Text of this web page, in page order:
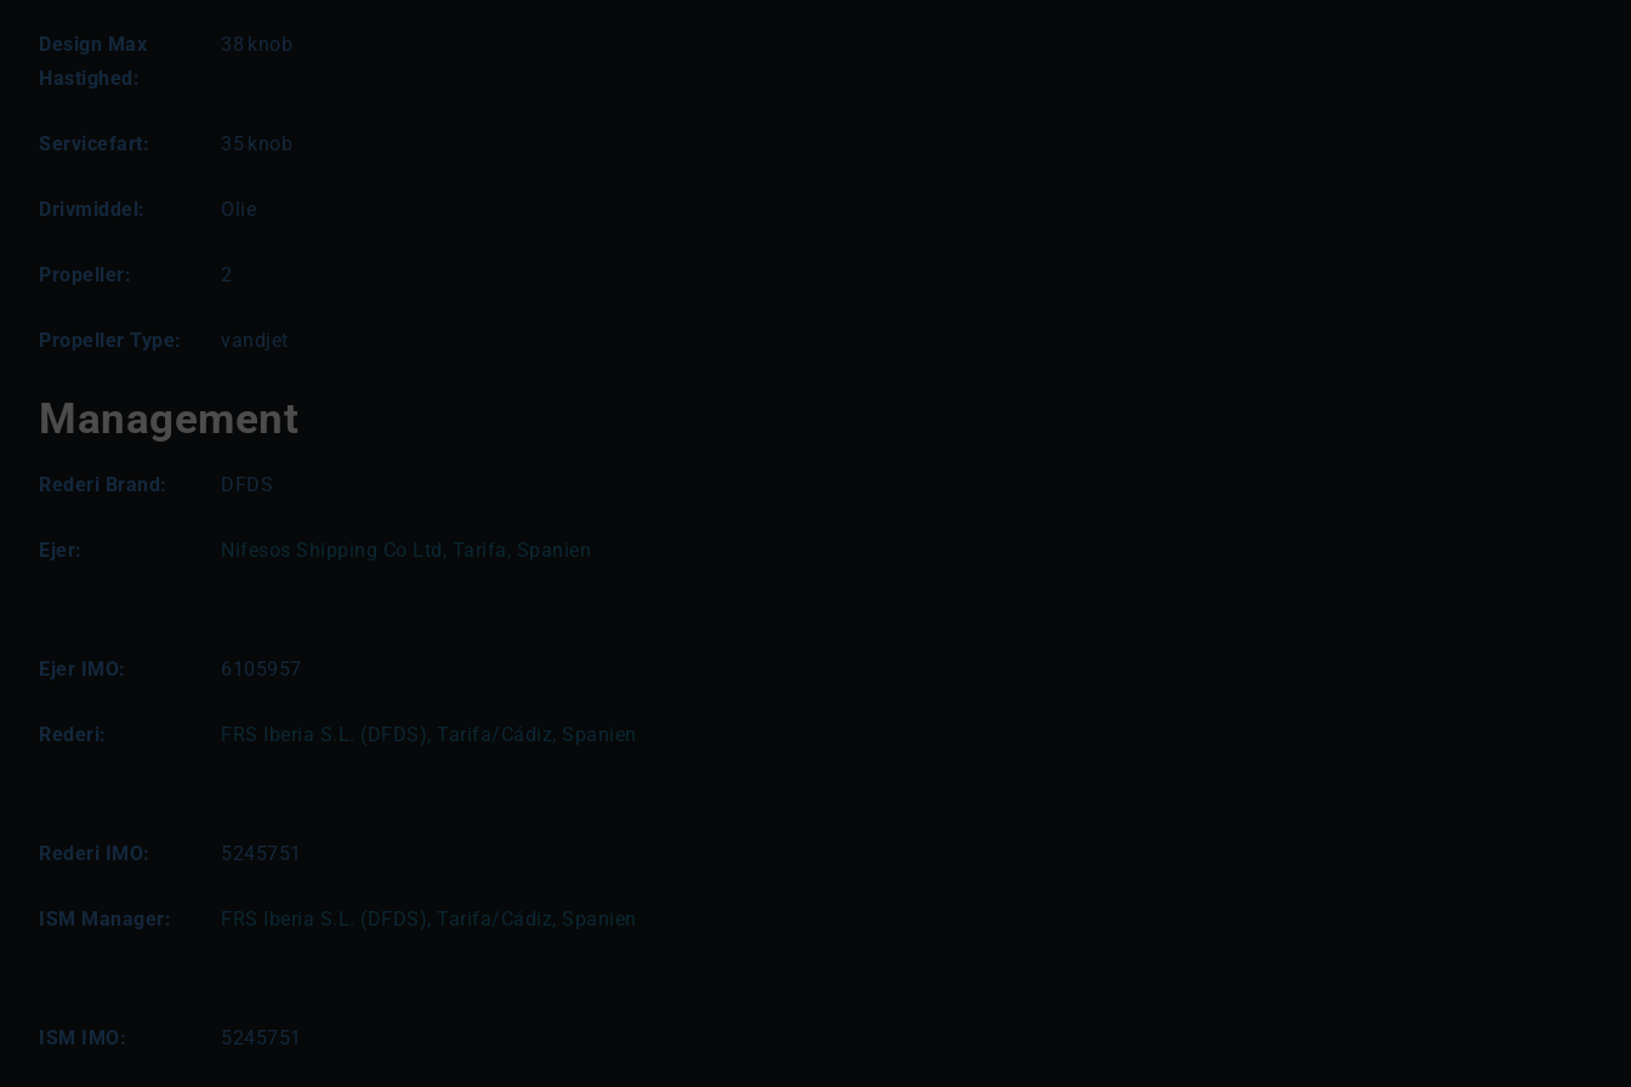
Design Max
Hastighed:
38 knob
Servicefart: 35 knob
Drivmiddel: Olie
Propeller: 2
Propeller Type: vandjet
Management
Rederi Brand: DFDS
Ejer: Nifesos Shipping Co Ltd, Tarifa, Spanien
Ejer IMO: 6105957
Rederi: FRS Iberia S.L. (DFDS), Tarifa/Cádiz, Spanien
Rederi IMO: 5245751
ISM Manager: FRS Iberia S.L. (DFDS), Tarifa/Cádiz, Spanien
ISM IMO: 5245751